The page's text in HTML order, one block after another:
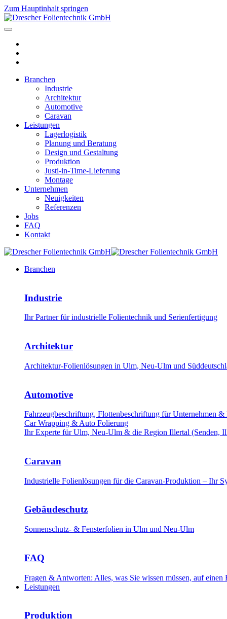
Zum Hauptinhalt springen
Branchen
Industrie
Architektur
Automotive
Caravan
Leistungen
Lagerlogistik
Planung und Beratung
Design und Gestaltung
Produktion
Justi-in-Time-Lieferung
Montage
Unternehmen
Neuigkeiten
Referenzen
Jobs
FAQ
Kontakt
Branchen
Industrie
Ihr Partner für industrielle Folientechnik und Serienfertigung
Architektur
Architektur-Folienlösungen in Ulm, Neu-Ulm und
Automotive
Fahrzeugbeschriftung, Flottenbeschriftung für Unternehmen &
Car Wrapping & Auto Folierung
Ihr Experte für Ulm, Neu-Ulm & die Region Illertal (Senden,
Caravan
Industrielle Folienlösungen für die Caravan-Produktion – Ihr
Gebäudeschutz
Sonnenschutz- & Fensterfolien in Ulm und Neu-Ulm
FAQ
Fragen & Antworten: Alles, was Sie wissen müssen, auf einen
Leistungen
Produktion